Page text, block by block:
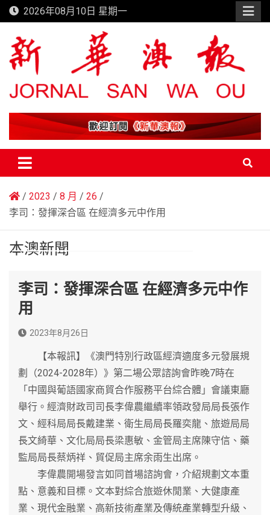
Skip
to
content
2026年08月10日 星期一
新華澳報
2023 8 月
26
李司：發揮深合區 在經濟多元中作用
本澳新聞
李司：發揮深合區 在經濟多元中作
用
2023年8月26日
【本報訊】《澳門特別行政區經濟適度多元發展規
劃（2024-2028年）》第二場公眾諮詢會昨晚7時在
「中國與葡語國家商貿合作服務平台綜合體」會議東廳
舉行。經濟財政司司長李偉農繼續率領政發局局長張作
文、經科局局長戴建業、衛生局局長羅奕龍、旅遊局局
長文綺華、文化局局長梁惠敏、金管局主席陳守信、藥
監局局長蔡炳祥、貿促局主席余雨生出席。
李偉農開場發言如同首場諮詢會，介紹規劃文本重
點、意義和目標。文本對綜合旅遊休閒業、大健康產
業、現代金融業、高新技術產業及傳統產業轉型升級、